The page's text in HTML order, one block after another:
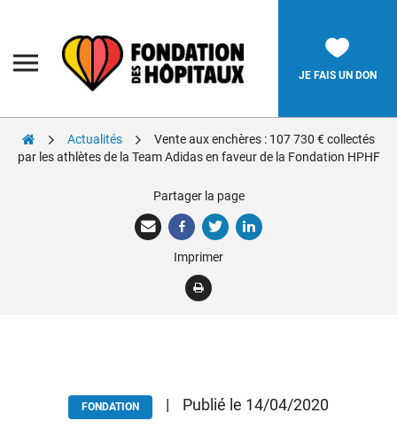
des
Hôpitaux
JE FAIS UN DON
Rechercher:
Nous soutenir
Actualités
Vente aux enchères : 107 730 € collectés
par les athlètes de la Team Adidas en faveur de la Fondation HPHF
Partager la page
Imprimer
FONDATION | Publié le 14/04/2020